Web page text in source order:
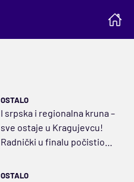
OSTALO
I srpska i regionalna kruna –
sve ostaje u Kragujevcu!
Radnički u finalu počistio
OSTALO